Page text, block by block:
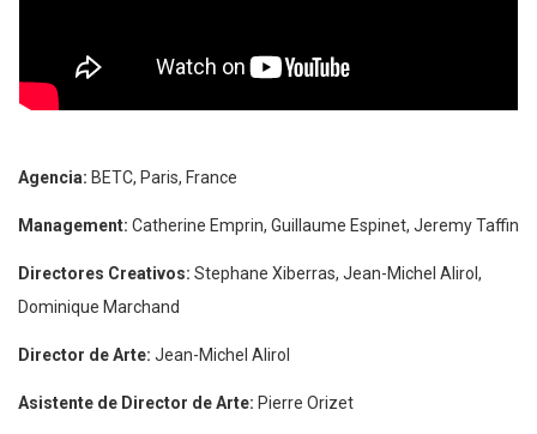
Agencia: BETC, Paris, France
Management: Catherine Emprin, Guillaume Espinet, Jeremy Taffin
Directores Creativos: Stephane Xiberras, Jean-Michel Alirol,
Dominique Marchand
Director de Arte: Jean-Michel Alirol
Asistente de Director de Arte: Pierre Orizet